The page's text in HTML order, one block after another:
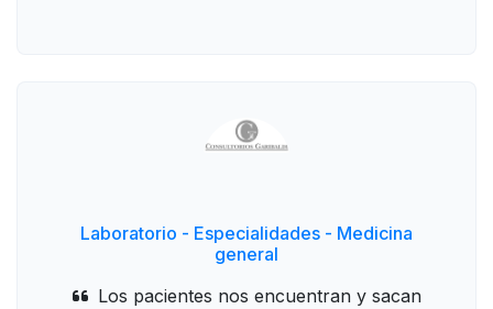
Laboratorio - Especialidades - Medicina
general
Los pacientes nos encuentran y sacan